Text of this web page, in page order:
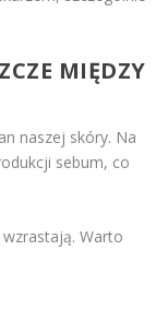
MIĘDZY
naszej skóry. Na
sebum, co
Warto